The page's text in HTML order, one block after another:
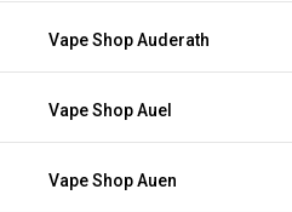
Vape Shop Auderath
Vape Shop Auel
Vape Shop Auen